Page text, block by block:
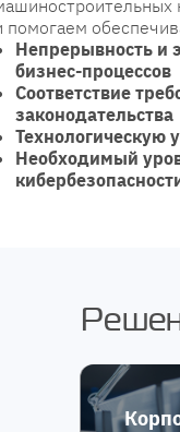
помогаем
Непрерывность и
бизнес-процессов
Соответствие
законодательства
Технологическую
Необходимый